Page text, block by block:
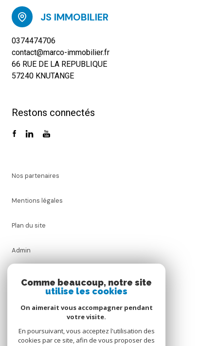
JS IMMOBILIER
0374474706
contact@marco-immobilier.fr
66 RUE DE LA REPUBLIQUE
57240 KNUTANGE
Restons connectés
Nos partenaires
Mentions légales
Plan du site
Admin
Comme beaucoup, notre site
utilise les cookies
On aimerait vous accompagner pendant
votre visite.
En poursuivant, vous acceptez l'utilisation des
cookies par ce site, afin de vous proposer des